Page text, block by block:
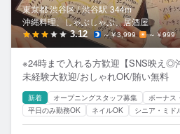
東京都 渋谷区 / 渋谷駅 344m
沖縄料理、しゃぶしゃぶ、居酒屋
3.12 ～￥3,999 ～￥999
※24時まで入れる方歓迎【SNS映え◎
未経験大歓迎/おしゃれOK/賄い無料
新着 オープニングスタッフ募集 ボーナス
平日のみ勤務OK
ネイルOK シニア・ミド